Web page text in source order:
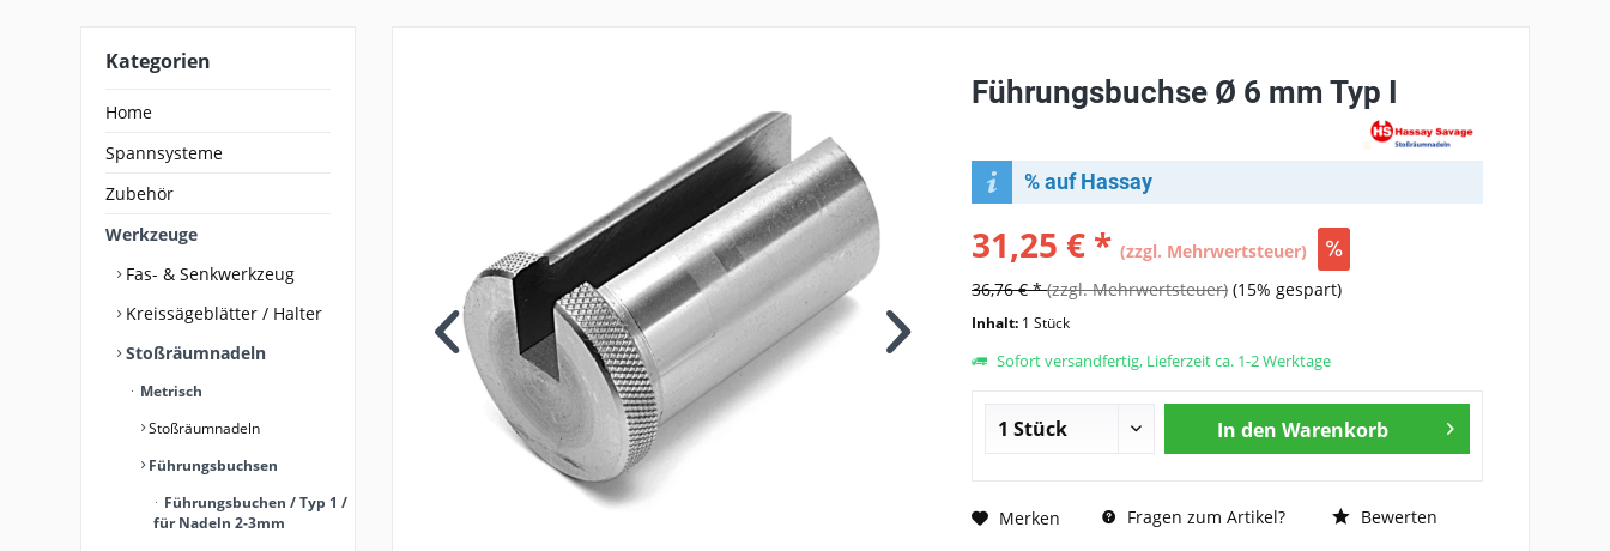
Kategorien
Home
Spannsysteme
Zubehör
Werkzeuge
Fas- & Senkwerkzeug
Kreissägeblätter / Halter
Stoßräumnadeln
Metrisch
Stoßräumnadeln
Führungsbuchsen
Führungsbuchen / Typ 1 /
für Nadeln 2-3mm
Führungsbuchse Ø 6 mm Typ I
% auf Hassay
31,25 € *(zzgl. Mehrwertsteuer)
36,76 € *(zzgl. Mehrwertsteuer) (15% gespart)
Inhalt: 1 Stück
Sofort versandfertig, Lieferzeit ca. 1-2 Werktage
In den Warenkorb
Merken Fragen zum Artikel? Bewerten